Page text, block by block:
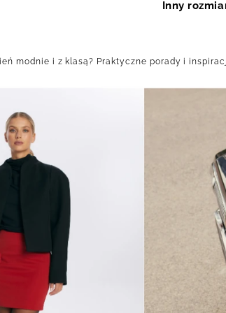
modnie i z klasą? Praktyczne porady i
Inny